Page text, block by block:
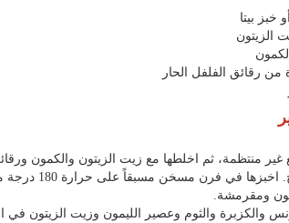
بيتا
الزيتون
رقائق الفلفل الحار
منتظمة، ثم اخلطها مع زيت الزيتون والكمون
الفلفل الحار والملح. اخبزها في فرن
ومقرمشة.
والكزبرة والثوم وعصير الليمون وزيت الزيتون